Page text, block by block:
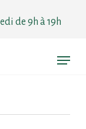
de 9h à 19h